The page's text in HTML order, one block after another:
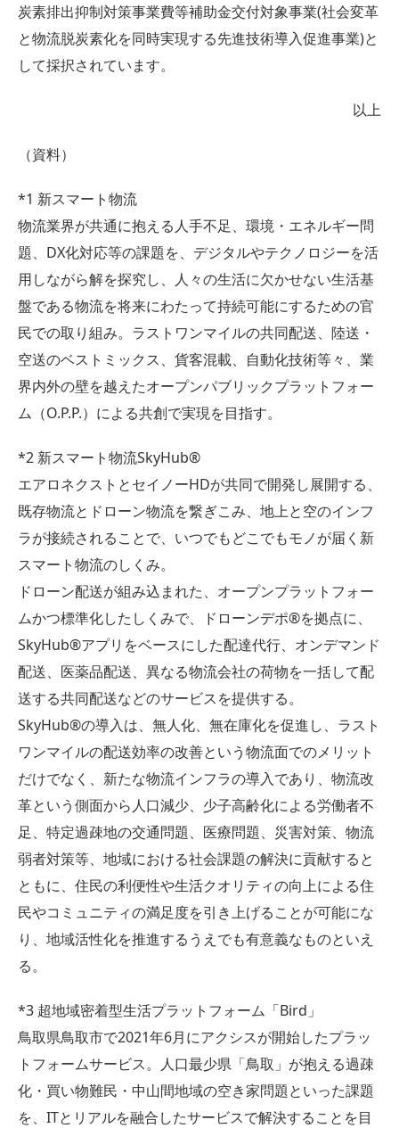
炭素排出抑制対策事業費等補助金交付対象事業(社会変革
と物流脱炭素化を同時実現する先進技術導入促進事業)と
して採択されています。
以上
（資料）
*1 新スマート物流
物流業界が共通に抱える人手不足、環境・エネルギー問
題、DX化対応等の課題を、デジタルやテクノロジーを活
用しながら解を探究し、人々の生活に欠かせない生活基
盤である物流を将来にわたって持続可能にするための官
民での取り組み。ラストワンマイルの共同配送、陸送・
空送のベストミックス、貨客混載、自動化技術等々、業
界内外の壁を越えたオープンパブリックプラットフォー
ム（O.P.P.）による共創で実現を目指す。
*2 新スマート物流SkyHub®︎
エアロネクストとセイノーHDが共同で開発し展開する、
既存物流とドローン物流を繋ぎこみ、地上と空のインフ
ラが接続されることで、いつでもどこでもモノが届く新
スマート物流のしくみ。
ドローン配送が組み込まれた、オープンプラットフォー
ムかつ標準化したしくみで、ドローンデポ®︎を拠点に、
SkyHub®アプリをベースにした配達代行、オンデマンド
配送、医薬品配送、異なる物流会社の荷物を一括して配
送する共同配送などのサービスを提供する。
SkyHub®の導入は、無人化、無在庫化を促進し、ラスト
ワンマイルの配送効率の改善という物流面でのメリット
だけでなく、新たな物流インフラの導入であり、物流改
革という側面から人口減少、少子高齢化による労働者不
足、特定過疎地の交通問題、医療問題、災害対策、物流
弱者対策等、地域における社会課題の解決に貢献すると
ともに、住民の利便性や生活クオリティの向上による住
民やコミュニティの満足度を引き上げることが可能にな
り、地域活性化を推進するうえでも有意義なものといえ
る。
*3 超地域密着型生活プラットフォーム「Bird」
鳥取県鳥取市で2021年6月にアクシスが開始したプラッ
トフォームサービス。人口最少県「鳥取」が抱える過疎
化・買い物難民・中山間地域の空き家問題といった課題
を、ITとリアルを融合したサービスで解決することを目